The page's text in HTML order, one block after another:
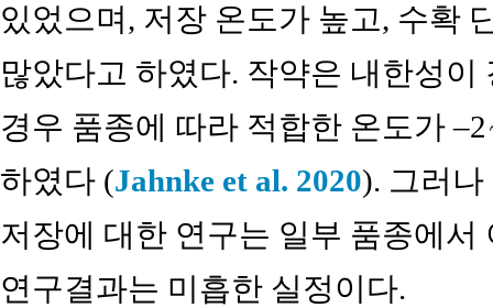
있었으며, 저장 온도가 높고, 수확
많았다고 하였다. 작약은 내한성
경우 품종에 따라 적합한 온도가
하였다 (Jahnke et al. 2020). 그러
저장에 대한 연구는 일부 품종에
연구결과는 미흡한 실정이다.